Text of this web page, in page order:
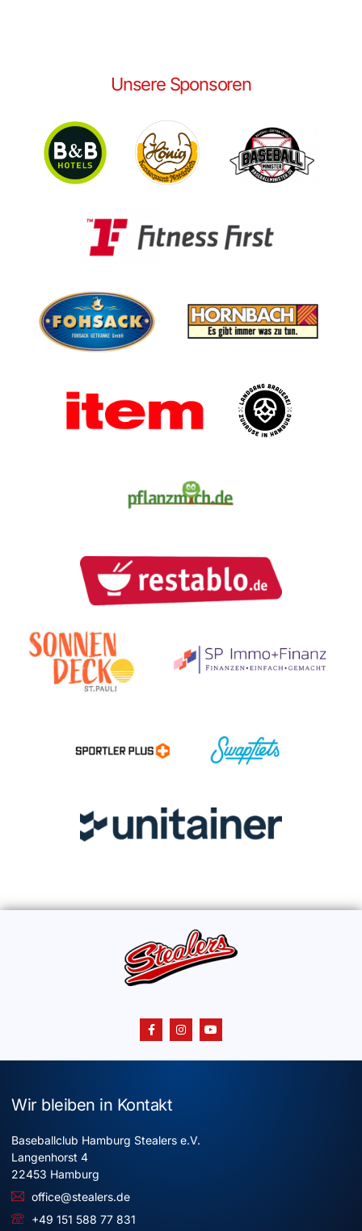
Unsere Sponsoren
Wir bleiben in Kontakt
Baseballclub Hamburg Stealers e.V.
Langenhorst 4
22453 Hamburg
office@stealers.de
+49 151 588 77 831